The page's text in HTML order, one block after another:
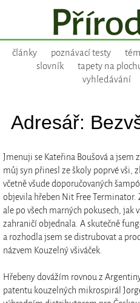
články poznávací testy
slovník tapety na
vyhledávání
Adresář:
Jmenuji se Kateřina Boušová a jsem
můj syn přinesl ze školy poprvé vši,
včetně všude doporučovaných
objevila hřeben Nit Free
ale po všech marných pokusech, jak
zahraničí objednala. A skutečně
a rozhodla jsem se distrubovat a
názvem Kouzelný všiváček.
Hřebeny dovážím rovnou z
patentu kouzelných mikrospirál